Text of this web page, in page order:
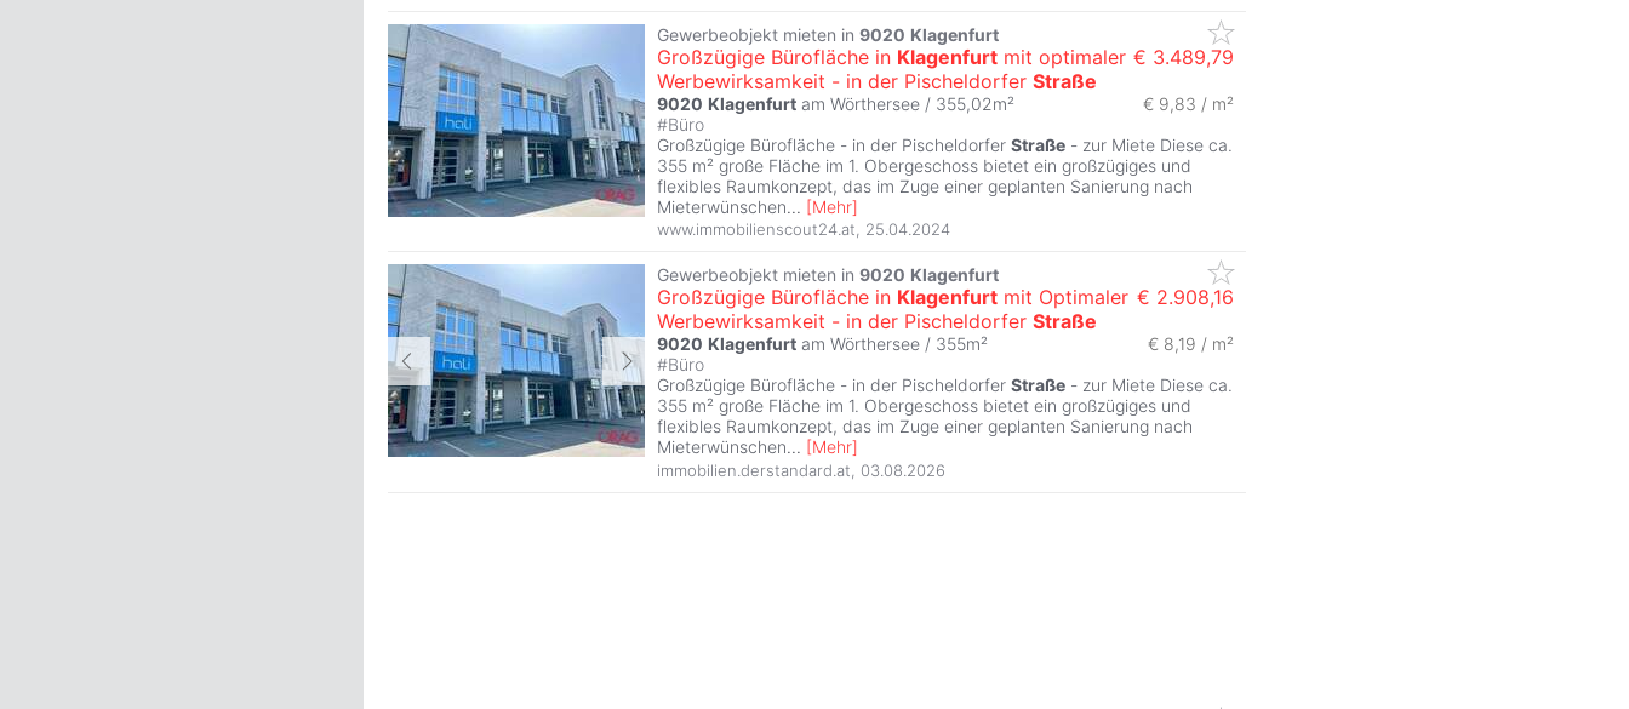
Gewerbeobjekt mieten in 9020 Klagenfurt
Großzügige Bürofläche in Klagenfurt mit optimaler
Werbewirksamkeit - in der Pischeldorfer Straße
€ 3.489,79
9020 Klagenfurt am Wörthersee / 355,02m²
€ 9,83 / m²
#Büro
Großzügige Bürofläche - in der Pischeldorfer Straße - zur Miete Diese ca.
355 m² große Fläche im 1. Obergeschoss bietet ein großzügiges und
flexibles Raumkonzept, das im Zuge einer geplanten Sanierung nach
Mieterwünschen... [Mehr]
www.immobilienscout24.at, 25.04.2024
Gewerbeobjekt mieten in 9020 Klagenfurt
Großzügige Bürofläche in Klagenfurt mit Optimaler
Werbewirksamkeit - in der Pischeldorfer Straße
€ 2.908,16
9020 Klagenfurt am Wörthersee / 355m² € 8,19 / m²
#Büro
Großzügige Bürofläche - in der Pischeldorfer Straße - zur Miete Diese ca.
355 m² große Fläche im 1. Obergeschoss bietet ein großzügiges und
flexibles Raumkonzept, das im Zuge einer geplanten Sanierung nach
Mieterwünschen... [Mehr]
immobilien.derstandard.at 03.08.2026